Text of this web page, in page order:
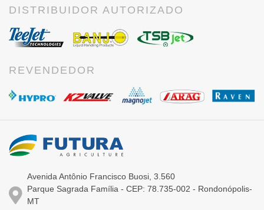
DISTRIBUIDOR AUTORIZADO
REVENDEDOR
Avenida Antônio Francisco Buosi, 3.560
Parque Sagrada Família - CEP: 78.735-002 - Rondonópolis-
MT